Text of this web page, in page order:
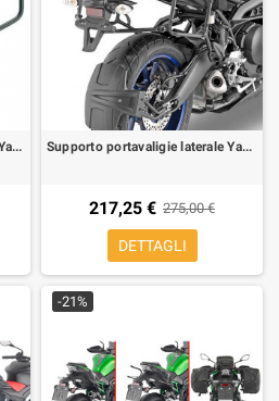
Kit telai borse morbide laterali Yamaha MT-07 18-20 Supporto portavaligie laterale Yamaha Tracer 900 2018-2020 valigie monokey e retrofit
217,25 € 275,00 €
DETTAGLI
-21%